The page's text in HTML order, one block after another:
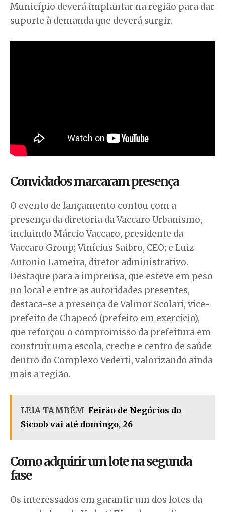
Município deverá implantar na região para dar
suporte à demanda que deverá surgir.
Convidados marcaram presença
O evento de lançamento contou com a
presença da diretoria da Vaccaro Urbanismo,
incluindo Márcio Vaccaro, presidente da
Vaccaro Group; Vinícius Saibro, CEO; e Luiz
Antonio Lameira, diretor administrativo.
Destaque para a imprensa, que esteve em peso
no local e entre as autoridades presentes,
destaca-se a presença de Valmor Scolari, vice-
prefeito de Chapecó (prefeito em exercício),
que reforçou o compromisso da prefeitura em
construir uma escola, creche e centro de saúde
dentro do Complexo Vederti, valorizando ainda
mais a região.
LEIA TAMBÉM Feirão de Negócios do
Sicoob vai até domingo, 26
Como adquirir um lote na segunda
fase
Os interessados em garantir um dos lotes da